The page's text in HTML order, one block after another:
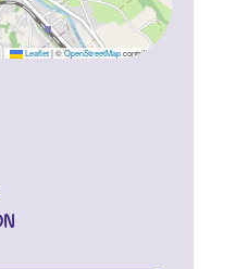
Leaflet |©OpenStreetMapcontributors